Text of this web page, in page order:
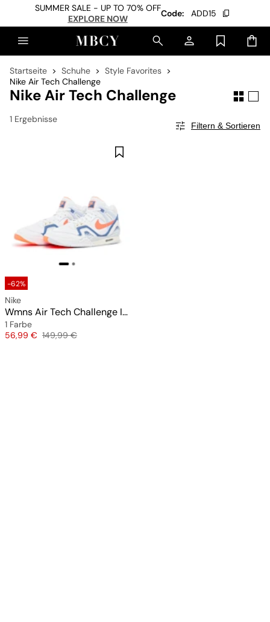
SUMMER SALE - UP TO 70% OFF
EXPLORE NOW
Code: ADD15
Startseite Schuhe
Style Favorites
Nike Air Tech Challenge
Nike Air Tech Challenge
1 Ergebnisse
Filtern & Sortieren
-62%
Nike
Wmns Air Tech Challenge II "Tart"
1 Farbe
Preis
56,99 € Originalpreis
149,99 €